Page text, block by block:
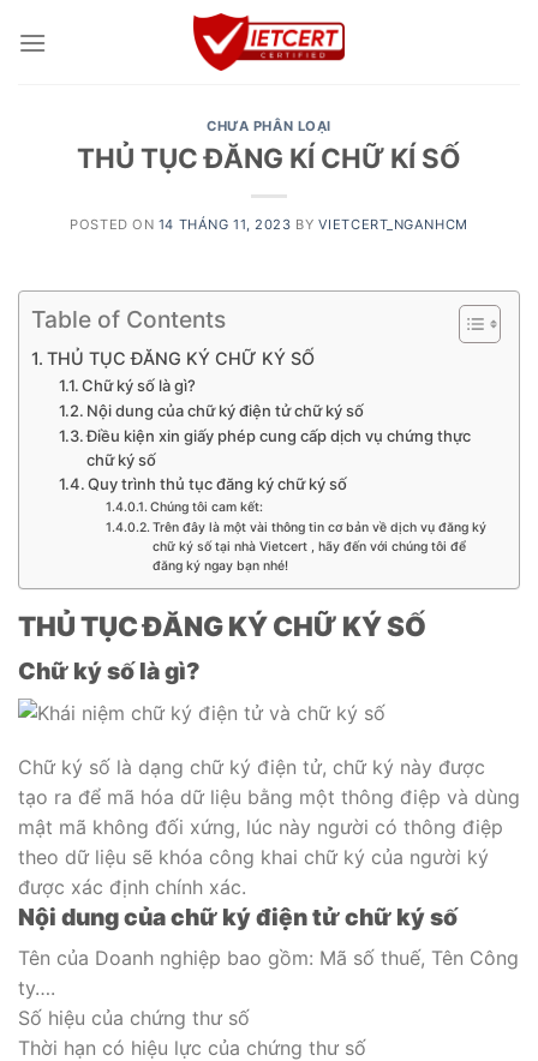
CHƯA PHÂN LOẠI
THỦ TỤC ĐĂNG KÍ CHỮ KÍ SỐ
POSTED ON 14 THÁNG 11, 2023 BY VIETCERT_NGANHCM
Table of Contents
THỦ TỤC ĐĂNG KÝ CHỮ KÝ SỐ
Chữ ký số là gì?
Nội dung của chữ ký điện tử chữ ký số
Điều kiện xin giấy phép cung cấp dịch vụ chứng thực
chữ ký số
Quy trình thủ tục đăng ký chữ ký số
Chúng tôi cam kết:
Trên đây là một vài thông tin cơ bản về dịch vụ đăng ký
chữ ký số tại nhà Vietcert , hãy đến với chúng tôi để
đăng ký ngay bạn nhé!
THỦ TỤC ĐĂNG KÝ CHỮ KÝ SỐ
Chữ ký số là gì?
Chữ ký số là dạng chữ ký điện tử, chữ ký này được
tạo ra để mã hóa dữ liệu bằng một thông điệp và dùng
mật mã không đối xứng, lúc này người có thông điệp
theo dữ liệu sẽ khóa công khai chữ ký của người ký
được xác định chính xác.
Nội dung của chữ ký điện tử chữ ký số
Tên của Doanh nghiệp bao gồm: Mã số thuế, Tên Công
ty….
Số hiệu của chứng thư số
Thời hạn có hiệu lực của chứng thư số